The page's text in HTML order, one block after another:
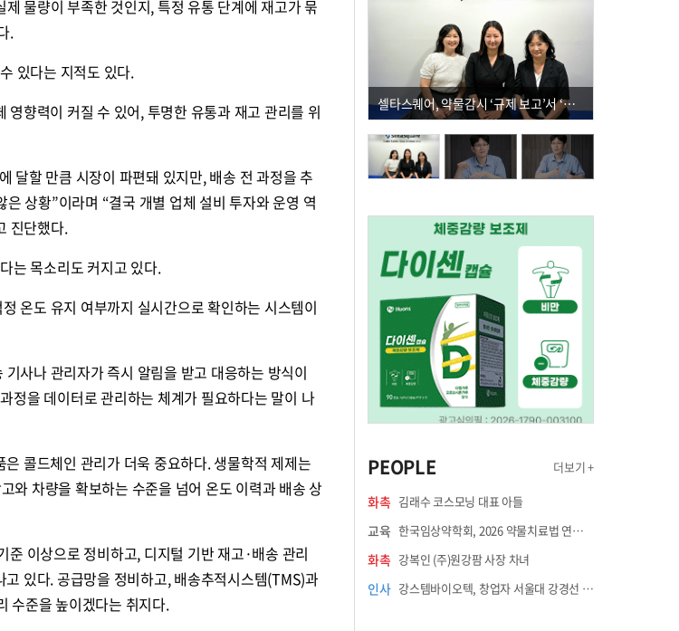
물량이 부족한 것인지, 특정 유통 단계에 재고가 묶
.
있다는 지적도 있다.
향력이 커질 수 있어, 투명한 유통과 재고 관리를 위
달할 만큼 시장이 파편돼 있지만, 배송 전 과정을 추
상황”이라며 “결국 개별 업체 설비 투자와 운영 역
진단했다.
는 목소리도 커지고 있다.
온도 유지 여부까지 실시간으로 확인하는 시스템이
사나 관리자가 즉시 알림을 받고 대응하는 방식이
정을 데이터로 관리하는 체계가 필요하다는 말이 나
콜드체인 관리가 더욱 중요하다. 생물학적 제제는
와 차량을 확보하는 수준을 넘어 온도 이력과 배송 상
이상으로 정비하고, 디지털 기반 재고·배송 관리
있다. 공급망을 정비하고, 배송추적시스템(TMS)과
수준을 높이겠다는 취지다.
셀타스퀘어, 약물감시 ‘규제 보고’서 ‘데이터 의사결정’으로 "PVX 전환 요구 커진다"
PEOPLE 더보기 +
화촉 김래수 코스모닝 대표 아들
교육 한국임상약학회, 2026 약물치료법 연수강좌 8월 21일 개최
화촉 강복인 (주)원강팜 사장 차녀
인사 강스템바이오텍, 창업자 서울대 강경선 교수 최고과학책임자 선임